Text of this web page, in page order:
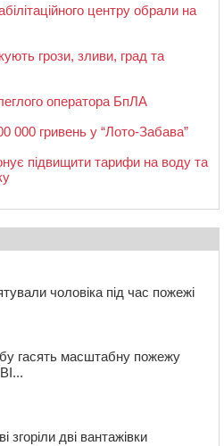
центру обрали на
грози, зливи, град та
оператора БпЛА
000 гривень у “Лото-Забава”
підвищити тарифи на воду та
чоловіка під час пожежі
гасять масштабну пожежу
згоріли дві вантажівки